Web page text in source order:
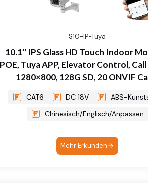
S10-IP-Tuya
10.1″ IPS Glass HD Touch Indoor
POE, Tuya APP, Elevator Control,
1280×800, 128G SD, 20 ONVIF
CAT6 DC 18V
ABS-
Chinesisch/Englisch/Anpassen
Mehr Erkunden